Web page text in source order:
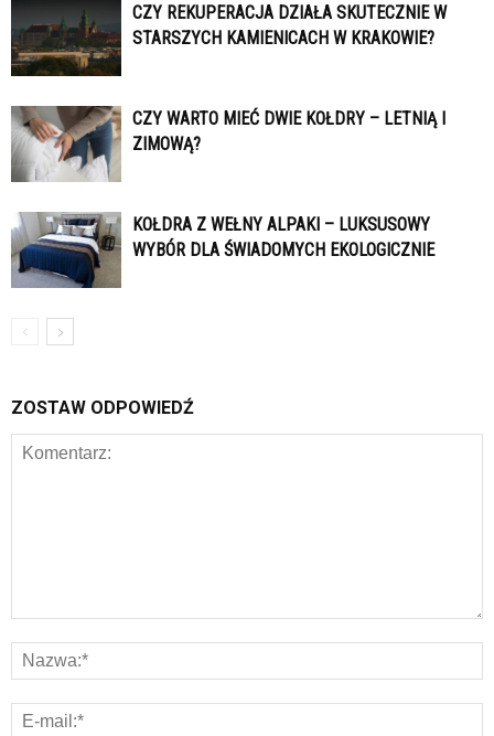
CZY REKUPERACJA DZIAŁA SKUTECZNIE W
STARSZYCH KAMIENICACH W KRAKOWIE?
CZY WARTO MIEĆ DWIE KOŁDRY – LETNIĄ I
ZIMOWĄ?
KOŁDRA Z WEŁNY ALPAKI – LUKSUSOWY
WYBÓR DLA ŚWIADOMYCH EKOLOGICZNIE
ZOSTAW ODPOWIEDŹ